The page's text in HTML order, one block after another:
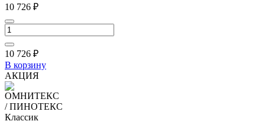
10 726 ₽
10 726 ₽
В корзину
АКЦИЯ